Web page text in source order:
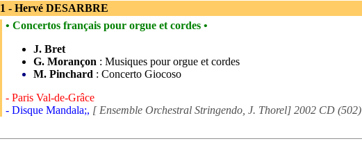
1 - Hervé DESARBRE
• Concertos français pour orgue et cordes •
J. Bret
G. Morançon : Musiques pour orgue et cordes
M. Pinchard : Concerto Giocoso
- Paris Val-de-Grâce
- Disque Mandala;, [ Ensemble Orchestral Stringendo, J. Thorel] 2002 CD (502)